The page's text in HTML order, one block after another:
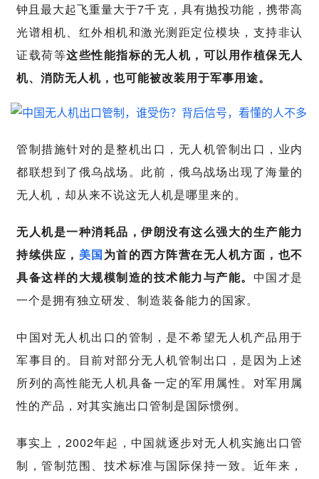
钟且最大起飞重量大于7千克，具有抛投功能，携带高
光谱相机、红外相机和激光测距定位模块，支持非认
证载荷等这些性能指标的无人机，可以用作植保无人
机、消防无人机，也可能被改装用于军事用途。
管制措施针对的是整机出口，无人机管制出口，业内
都联想到了俄乌战场。此前，俄乌战场出现了海量的
无人机，却从来不说这无人机是哪里来的。
无人机是一种消耗品，伊朗没有这么强大的生产能力
持续供应， 美国为首的西方阵营在无人机方面，也不
具备这样的大规模制造的技术能力与产能。 中国才是
一个是拥有独立研发、制造装备能力的国家。
中国对无人机出口的管制，是不希望无人机产品用于
军事目的。目前对部分无人机管制出口，是因为上述
所列的高性能无人机具备一定的军用属性。对军用属
性的产品，对其实施出口管制是国际惯例。
事实上，2002年起，中国就逐步对无人机实施出口管
制，管制范围、技术标准与国际保持一致。近年来，